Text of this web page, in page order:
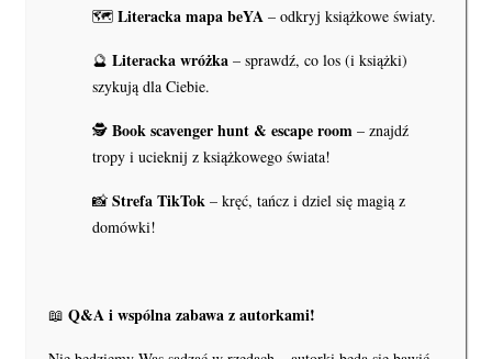
🗺️ Literacka mapa beYA – odkryj książkowe światy.
🔮 Literacka wróżka – sprawdź, co los (i książki)
szykują dla Ciebie.
🕵️ Book scavenger hunt & escape room – znajdź
tropy i ucieknij z książkowego świata!
📸 Strefa TikTok – kręć, tańcz i dziel się magią z
domówki!
📖 Q&A i wspólna zabawa z autorkami!